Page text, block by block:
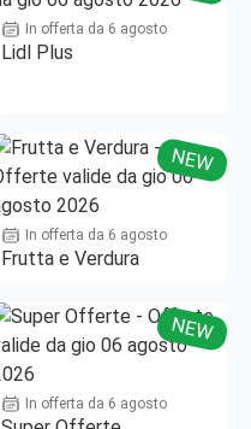
In offerta da 6 agosto
Lidl Plus
NEW
In offerta da 6 agosto
Frutta e Verdura
NEW
In offerta da 6 agosto